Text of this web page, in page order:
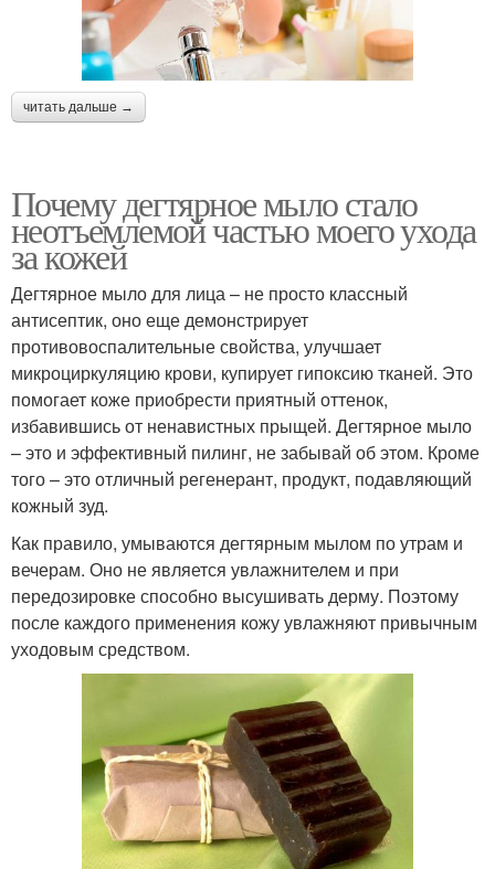
читать дальше →
Почему дегтярное мыло стало
неотъемлемой частью моего ухода
за кожей
Дегтярное мыло для лица – не просто классный
антисептик, оно еще демонстрирует
противовоспалительные свойства, улучшает
микроциркуляцию крови, купирует гипоксию тканей. Это
помогает коже приобрести приятный оттенок,
избавившись от ненавистных прыщей. Дегтярное мыло
– это и эффективный пилинг, не забывай об этом. Кроме
того – это отличный регенерант, продукт, подавляющий
кожный зуд.
Как правило, умываются дегтярным мылом по утрам и
вечерам. Оно не является увлажнителем и при
передозировке способно высушивать дерму. Поэтому
после каждого применения кожу увлажняют привычным
уходовым средством.